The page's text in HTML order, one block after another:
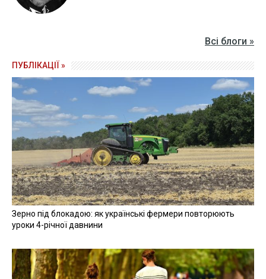
Всі блоги »
ПУБЛІКАЦІЇ »
Зерно під блокадою: як українські фермери повторюють
уроки 4-річної давнини